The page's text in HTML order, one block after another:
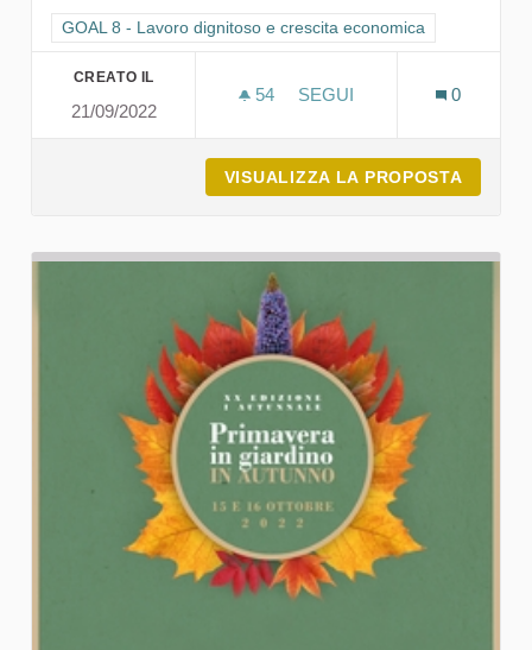
Filtra i risultati per categoria: GOAL 8 - Lavoro dignitoso e
GOAL 8 - Lavoro dignitoso e crescita economica
CREATO IL
21/09/2022
54 54 SOSTENITORI
SEGUI
0
VISUALIZZA LA PROPOSTA